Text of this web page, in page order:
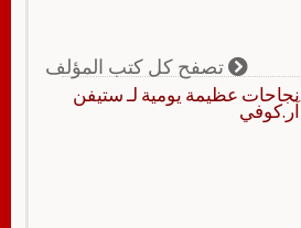
تصفح كل كتب المؤلف
نجاحات عظيمة يومية لـ ستيفن
آر.كوفي